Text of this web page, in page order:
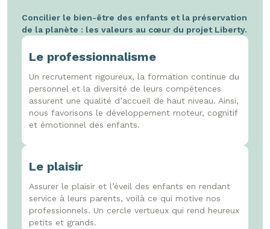
Concilier le bien-être des enfants et la préservation
de la planète : les valeurs au cœur du projet Liberty.
Le professionnalisme
Un recrutement rigoureux, la formation continue du
personnel et la diversité de leurs compétences
assurent une qualité d’accueil de haut niveau. Ainsi,
nous favorisons le développement moteur, cognitif
et émotionnel des enfants.
Le plaisir
Assurer le plaisir et l’éveil des enfants en rendant
service à leurs parents, voilà ce qui motive nos
professionnels. Un cercle vertueux qui rend heureux
petits et grands.